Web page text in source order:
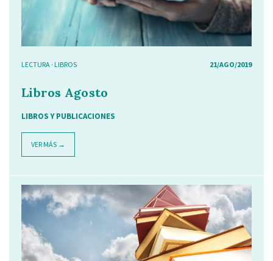
LECTURA · LIBROS 21/AGO/2019
Libros Agosto
LIBROS Y PUBLICACIONES
VER MÁS →